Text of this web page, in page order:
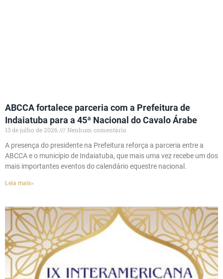
ABCCA fortalece parceria com a Prefeitura de
Indaiatuba para a 45ª Nacional do Cavalo Árabe
13 de julho de 2026
Nenhum comentário
A presença do presidente na Prefeitura reforça a parceria entre a
ABCCA e o município de Indaiatuba, que mais uma vez recebe um dos
mais importantes eventos do calendário equestre nacional.
Leia mais»